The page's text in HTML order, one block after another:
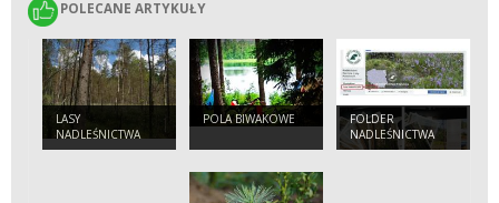
POLECANE ARTYKUŁY
POLECANE ARTYKUŁY
LASY
NADLEŚNICTWA
POLA BIWAKOWE
FOLDER
NADLEŚNICTWA
POMORZE